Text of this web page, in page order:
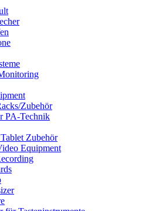
Zubehör
PA-Technik
Zubehör
Equipment